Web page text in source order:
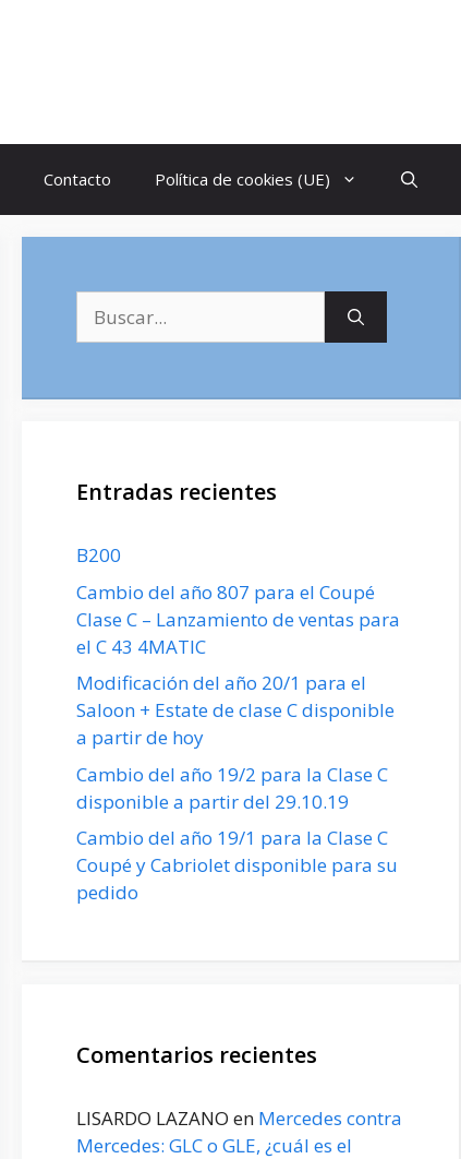
Contacto Política de cookies (UE)
Entradas recientes
B200
Cambio del año 807 para el Coupé
Clase C – Lanzamiento de ventas para
el C 43 4MATIC
Modificación del año 20/1 para el
Saloon + Estate de clase C disponible
a partir de hoy
Cambio del año 19/2 para la Clase C
disponible a partir del 29.10.19
Cambio del año 19/1 para la Clase C
Coupé y Cabriolet disponible para su
pedido
Comentarios recientes
LISARDO LAZANO en Mercedes contra
Mercedes: GLC o GLE, ¿cuál es el